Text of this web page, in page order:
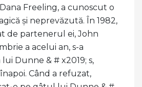
Freeling, a cunoscut o
și neprevăzută. În 1982,
de partenerul ei, John
a acelui an, s-a
Dunne & # x2019; s,
Când a refuzat,